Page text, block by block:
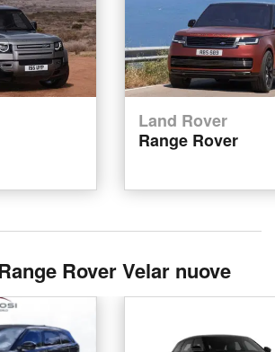
Land Rover
Range Rover
Rover Velar nuove